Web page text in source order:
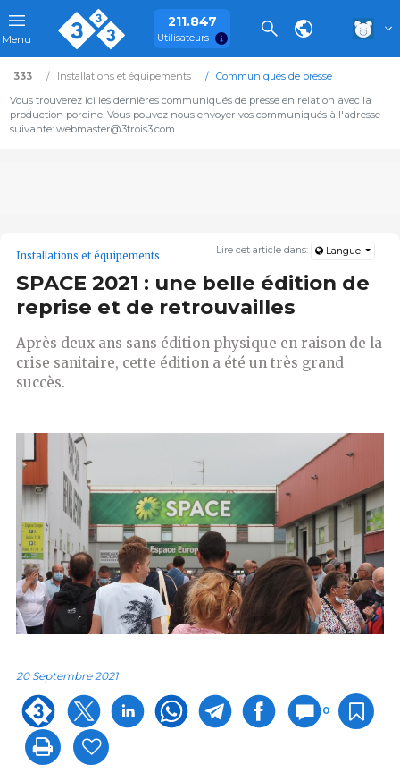
Menu
211.847
Utilisateurs
333 Installations et équipements
Communiqués de presse
Vous trouverez ici les dernières communiqués de presse en relation avec la
production porcine. Vous pouvez nous envoyer vos communiqués à l'adresse
suivante: webmaster@3trois3.com
Lire cet article dans: Langue
Installations et équipements
SPACE 2021 : une belle édition de
reprise et de retrouvailles
Après deux ans sans édition physique en raison de la
crise sanitaire, cette édition a été un très grand
succès.
20 Septembre 2021
0